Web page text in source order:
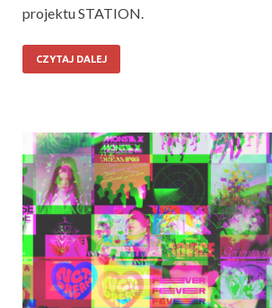
projektu STATION.
CZYTAJ DALEJ